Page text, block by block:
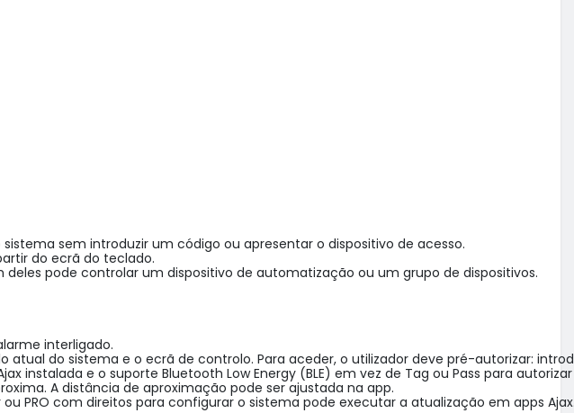
sem introduzir um código ou apresentar o dispositivo de acesso.
do ecrã do teclado.
pode controlar um dispositivo de automatização ou um grupo de dispositivos.
interligado.
do sistema e o ecrã de controlo. Para aceder, o utilizador deve pré-autorizar:
e o suporte Bluetooth Low Energy (BLE) em vez de Tag ou Pass para
A distância de aproximação pode ser ajustada na app.
PRO com direitos para configurar o sistema pode executar a atualização em apps